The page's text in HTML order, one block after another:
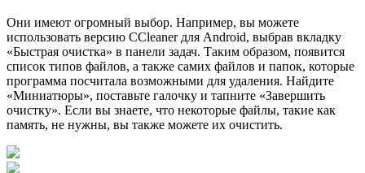
Они имеют огромный выбор. Например, вы можете
использовать версию CCleaner для Android, выбрав вкладку
«Быстрая очистка» в панели задач. Таким образом, появится
список типов файлов, а также самих файлов и папок, которые
программа посчитала возможными для удаления. Найдите
«Миниатюры», поставьте галочку и тапните «Завершить
очистку». Если вы знаете, что некоторые файлы, такие как
память, не нужны, вы также можете их очистить.